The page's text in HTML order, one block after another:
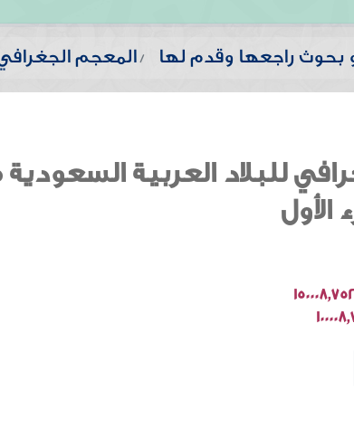
بحوث راجعها وقدم لها المعجم
للبلاد العربية
الأول